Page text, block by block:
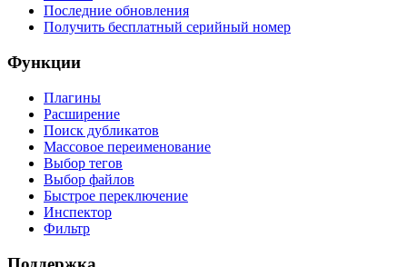
Последние обновления
Получить бесплатный серийный номер
Функции
Плагины
Расширение
Поиск дубликатов
Массовое переименование
Выбор тегов
Выбор файлов
Быстрое переключение
Инспектор
Фильтр